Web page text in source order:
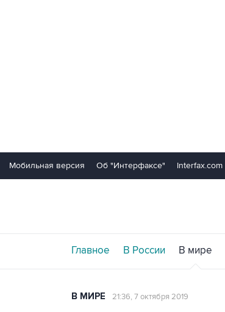
Мобильная версия Об "Интерфаксе" Interfax.com
Главное В России В мире
В МИРЕ 21:36, 7 октября 2019